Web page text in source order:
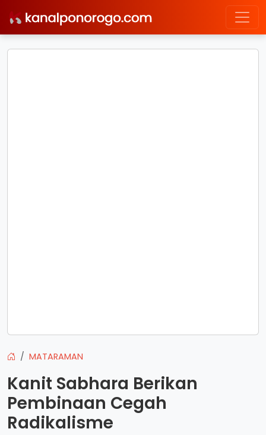
MATARAMAN
Kanit Sabhara Berikan
Pembinaan Cegah
Radikalisme